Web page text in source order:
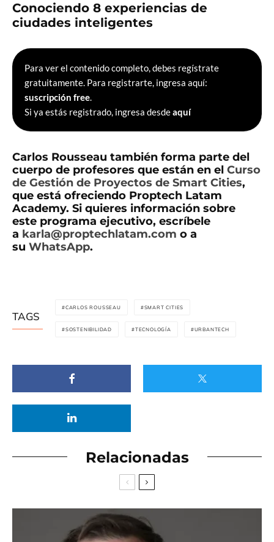
Conociendo 8 experiencias de
ciudades inteligentes
Para ver el contenido completo, debes regístrate
gratuitamente. Para registrarte, ingresa aquí:
suscripción free.
Si ya estás registrado, ingresa desdeaquí
Carlos Rousseau también forma parte del
cuerpo de profesores que están en el Curso
de Gestión de Proyectos de Smart Cities,
que está ofreciendo Proptech Latam
Academy. Si quieres información sobre
este programa ejecutivo, escríbele
a karla@proptechlatam.com o a
su WhatsApp.
TAGS
CARLOS ROUSSEAU SMART CITIES
SOSTENIBILIDAD TECNOLOGÍA URBANTECH
Relacionadas